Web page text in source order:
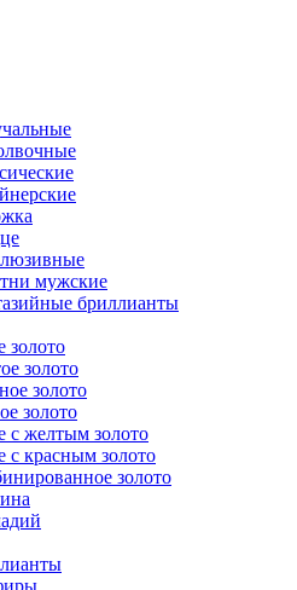
мужские
бриллианты
золото
золото
золото
золото
с желтым золото
с красным золото
золото